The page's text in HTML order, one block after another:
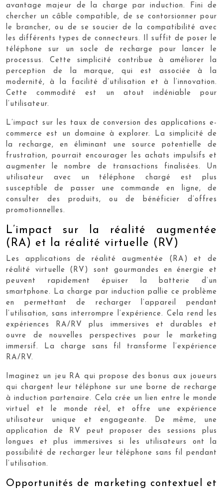
avantage majeur de la charge par induction. Fini de
chercher un câble compatible, de se contorsionner pour
le brancher, ou de se soucier de la compatibilité avec
les différents types de connecteurs. Il suffit de poser le
téléphone sur un socle de recharge pour lancer le
processus. Cette simplicité contribue à améliorer la
perception de la marque, qui est associée à la
modernité, à la facilité d’utilisation et à l’innovation.
Cette commodité est un atout indéniable pour
l’utilisateur.
L’impact sur les taux de conversion des applications e-
commerce est un domaine à explorer. La simplicité de
la recharge, en éliminant une source potentielle de
frustration, pourrait encourager les achats impulsifs et
augmenter le nombre de transactions finalisées. Un
utilisateur avec un téléphone chargé est plus
susceptible de passer une commande en ligne, de
consulter des produits, ou de bénéficier d’offres
promotionnelles.
L’impact sur la réalité augmentée
(RA) et la réalité virtuelle (RV)
Les applications de réalité augmentée (RA) et de
réalité virtuelle (RV) sont gourmandes en énergie et
peuvent rapidement épuiser la batterie d’un
smartphone. La charge par induction pallie ce problème
en permettant de recharger l’appareil pendant
l’utilisation, sans interrompre l’expérience. Cela rend les
expériences RA/RV plus immersives et durables et
ouvre de nouvelles perspectives pour le marketing
immersif. La charge sans fil transforme l’expérience
RA/RV.
Imaginez un jeu RA qui propose des bonus aux joueurs
qui chargent leur téléphone sur une borne de recharge
à induction partenaire. Cela crée un lien entre le monde
virtuel et le monde réel, et offre une expérience
utilisateur unique et engageante. De même, une
application de RV peut proposer des sessions plus
longues et plus immersives si les utilisateurs ont la
possibilité de recharger leur téléphone sans fil pendant
l’utilisation.
Opportunités de marketing contextuel et